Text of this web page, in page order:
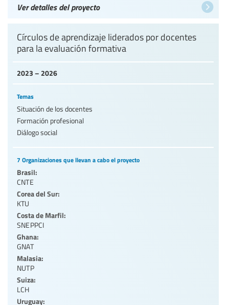
Ver detalles del proyecto
2023 – 2026
Círculos de aprendizaje liderados por docentes
para la evaluación formativa
Temas
Situación de los docentes
Formación profesional
Diálogo social
7 Organizaciones que llevan a cabo el proyecto
Brasil:
CNTE
Corea del Sur:
KTU
Costa de Marfil:
SNEPPCI
Ghana:
GNAT
Malasia:
NUTP
Suiza:
LCH
Uruguay: